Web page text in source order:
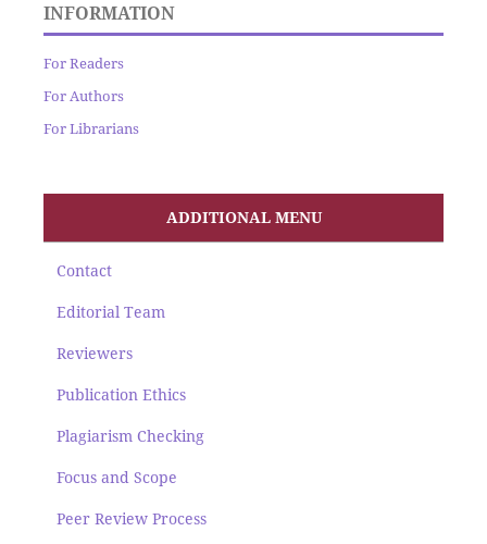
INFORMATION
For Readers
For Authors
For Librarians
ADDITIONAL MENU
Contact
Editorial Team
Reviewers
Publication Ethics
Plagiarism Checking
Focus and Scope
Peer Review Process